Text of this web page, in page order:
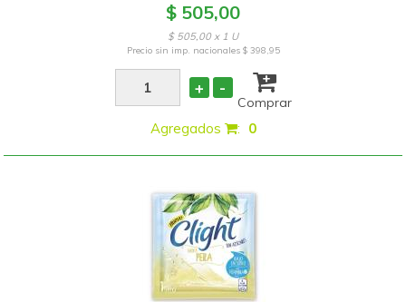
$ 505,00
$ 505,00 x 1 U
Precio sin imp. nacionales $ 398,95
+ -
Comprar
Agregados : 0